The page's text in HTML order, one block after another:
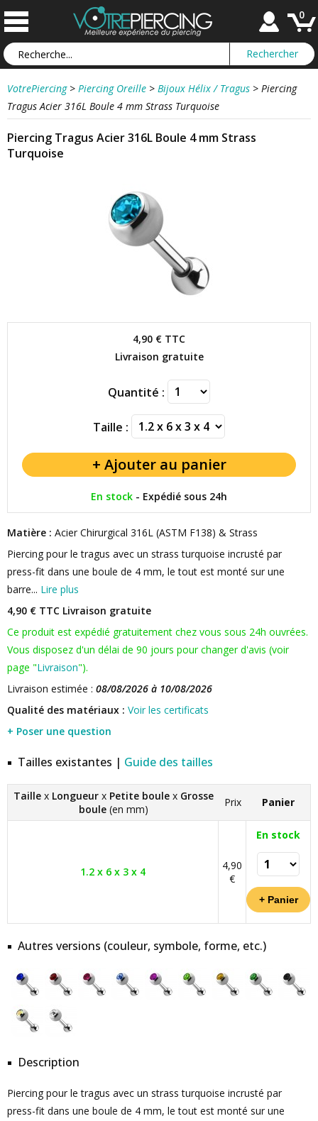
0
VotrePiercing > Piercing Oreille > Bijoux Hélix / Tragus > Piercing
Tragus Acier 316L Boule 4 mm Strass Turquoise
Piercing Tragus Acier 316L Boule 4 mm Strass
Turquoise
4,90 € TTC
Livraison gratuite
Quantité :
Taille :
En stock - Expédié sous 24h
Matière : Acier Chirurgical 316L (ASTM F138) & Strass
Piercing pour le tragus avec un strass turquoise incrusté par
press-fit dans une boule de 4 mm, le tout est monté sur une
barre... Lire plus
4,90 € TTC Livraison gratuite
Ce produit est expédié gratuitement chez vous sous 24h ouvrées.
Vous disposez d'un délai de 90 jours pour changer d'avis (voir
page "Livraison").
Livraison estimée : 08/08/2026 à 10/08/2026
Qualité des matériaux : Voir les certificats
+ Poser une question
Tailles existantes | Guide des tailles
Taille x Longueur x Petite boule x Grosse
boule (en mm)
Prix Panier
1.2 x 6 x 3 x 4
4,90
€
En stock
Autres versions (couleur, symbole, forme, etc.)
Description
Piercing pour le tragus avec un strass turquoise incrusté par
press-fit dans une boule de 4 mm, le tout est monté sur une